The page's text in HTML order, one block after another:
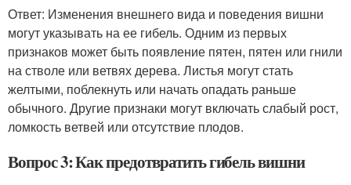
Ответ: Изменения внешнего вида и поведения вишни
могут указывать на ее гибель. Одним из первых
признаков может быть появление пятен, пятен или гнили
на стволе или ветвях дерева. Листья могут стать
желтыми, поблекнуть или начать опадать раньше
обычного. Другие признаки могут включать слабый рост,
ломкость ветвей или отсутствие плодов.
Вопрос 3: Как предотвратить гибель вишни